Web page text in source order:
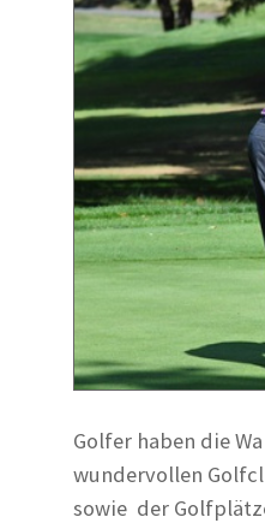
Golfer haben die
wundervollen
sowie der